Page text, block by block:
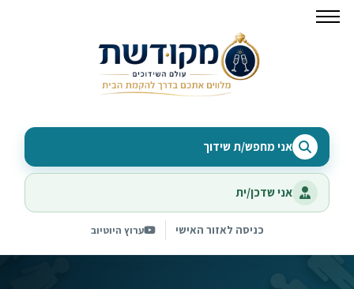
אני מחפש/ת שידוך
אני שדכן/ית
כניסה לאזור האישי ערוץ היוטיוב